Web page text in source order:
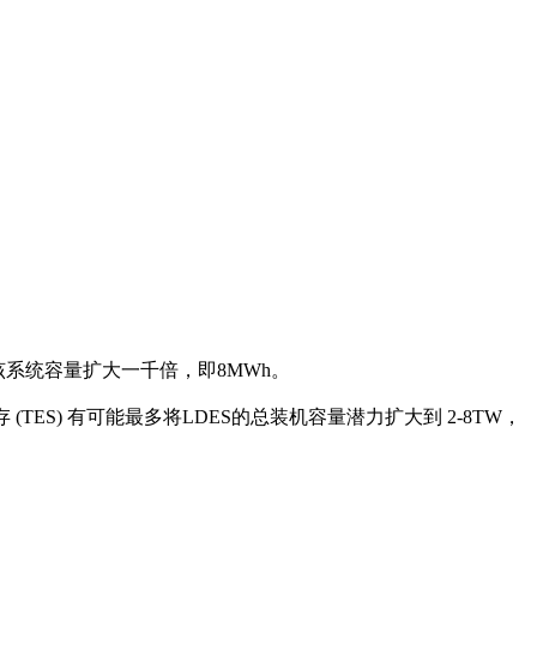
统容量扩大一千倍，即8MWh。
有可能最多将LDES的总装机容量潜力扩大到 2-8TW，